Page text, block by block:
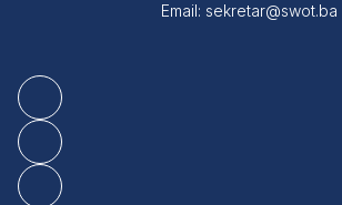
Email: sekretar@swot.ba